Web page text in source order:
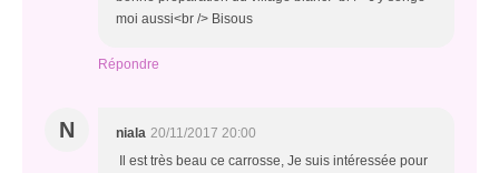
moi aussi<br /> Bisous
Répondre
N niala 20/11/2017 20:00
Il est très beau ce carrosse, Je suis intéressée pour